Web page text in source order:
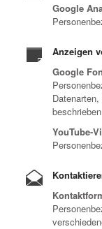
Google
Anzeigen
Google
beschrieben
YouTube-